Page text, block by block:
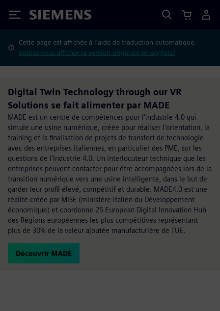
Siemens
Cette page est affichée à l'aide de traduction automatique.
Voulez-vous afficher la version originale en anglais?
Digital Twin Technology through our VR
Solutions se fait alimenter par MADE
MADE est un centre de compétences pour l'industrie 4.0 qui
simule une usine numérique, créée pour réaliser l'orientation, la
training et la finalisation de projets de transfert de technologie
avec des entreprises italiennes, en particulier des PME, sur les
questions de l'Industrie 4.0. Un interlocuteur technique que les
entreprises peuvent contacter pour être accompagnées lors de la
transition numérique vers une usine intelligente, dans le but de
garder leur profil élevé, compétitif et durable. MADE4.0 est une
réalité créée par MISE (ministère italien du Développement
économique) et coordonne 25 European Digital Innovation Hub
des Régions européennes les plus compétitives représentant
plus de 30% de la valeur ajoutée manufacturière de l'UE.
Découvrir MADE